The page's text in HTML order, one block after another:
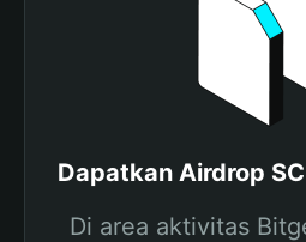
Dapatkan Airdrop
Di area aktivitas